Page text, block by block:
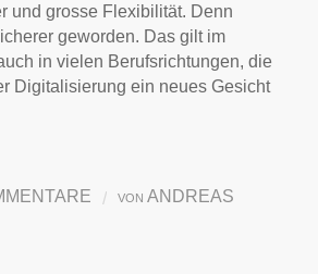
und grosse Flexibilität. Denn
geworden. Das gilt im
in vielen Berufsrichtungen, die
Digitalisierung ein neues Gesicht
/ VON ANDREAS